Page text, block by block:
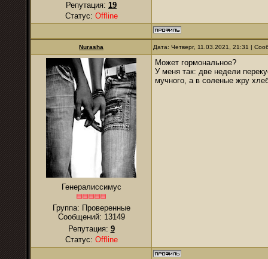
Репутация: 19
Статус: Offline
Nurаsha Дата: Четверг, 11.03.2021, 21:31 |
Генералиссимус
Группа: Проверенные
Сообщений: 13149
Репутация: 9
Статус: Offline
Может гормональное?
У меня так: две недели
мучного, а в соленые жру